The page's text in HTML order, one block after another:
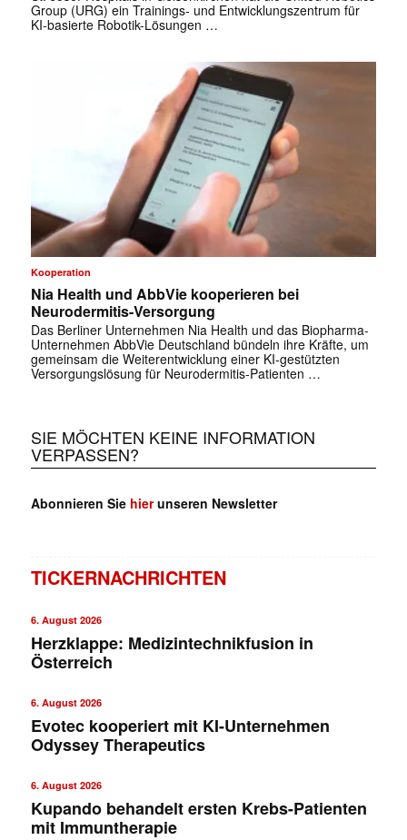
Group (URG) ein Trainings- und Entwicklungszentrum für
KI-basierte Robotik-Lösungen …
Kooperation
Nia Health und AbbVie kooperieren bei
Neurodermitis-Versorgung
Das Berliner Unternehmen Nia Health und das Biopharma-
Unternehmen AbbVie Deutschland bündeln ihre Kräfte, um
gemeinsam die Weiterentwicklung einer KI-gestützten
Versorgungslösung für Neurodermitis-Patienten …
SIE MÖCHTEN KEINE INFORMATION
VERPASSEN?
Abonnieren Sie hierunseren Newsletter
TICKERNACHRICHTEN
6. August 2026
Herzklappe: Medizintechnikfusion in
Österreich
6. August 2026
Evotec kooperiert mit KI-Unternehmen
Odyssey Therapeutics
6. August 2026
Kupando behandelt ersten Krebs-Patienten
mit Immuntherapie